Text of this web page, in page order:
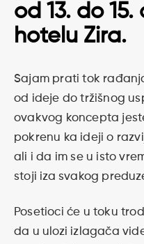
od 13. do
hotelu Zira.
Sajam prati tok
od ideje do tržišnog
ovakvog koncepta
pokrenu ka ideji o
ali i da im se u isto
stoji iza svakog
Posetioci će u toku
da u ulozi izlagača